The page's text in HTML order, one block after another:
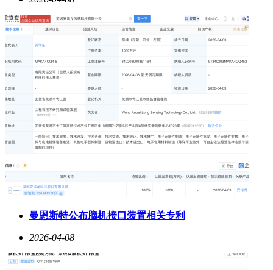
曼恩斯特公布脑机接口装置相关专利
2026-04-08